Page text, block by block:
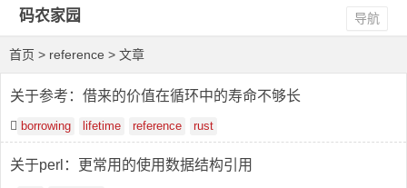
码农家园 导航
首页 > reference > 文章
关于参考：借来的价值在循环中的寿命不够长
borrowing lifetime reference rust
关于perl：更常用的使用数据结构引用